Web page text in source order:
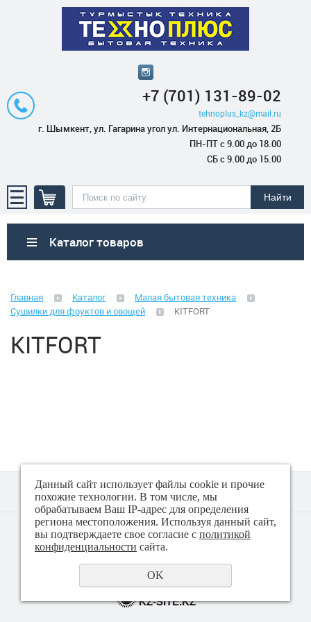
+7 (701) 131-89-02
tehnoplus_kz@mail.ru
г. Шымкент, ул. Гагарина угол ул. Интернациональная, 2Б
ПН-ПТ с 9.00 до 18.00
СБ с 9.00 до 15.00
Каталог товаров
Климатическая техника
Малая бытовая техника
Весы (напольные)
Гладильные системы, доски
Главная Каталог
Малая бытовая техника
Сушилки для фруктов и овощей
KITFORT
KITFORT
© 2018 - 2026 Техно плюс
Политика конфиденциальности
KZ-SITE.KZ
Данный сайт использует файлы cookie и прочие
похожие технологии. В том числе, мы
обрабатываем Ваш IP-адрес для определения
региона местоположения. Используя данный сайт,
вы подтверждаете свое согласие с политикой
конфиденциальности сайта.
OK